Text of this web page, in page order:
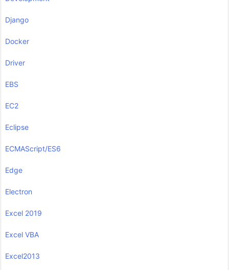
Django
Docker
Driver
EBS
EC2
Eclipse
ECMAScript/ES6
Edge
Electron
Excel 2019
Excel VBA
Excel2013